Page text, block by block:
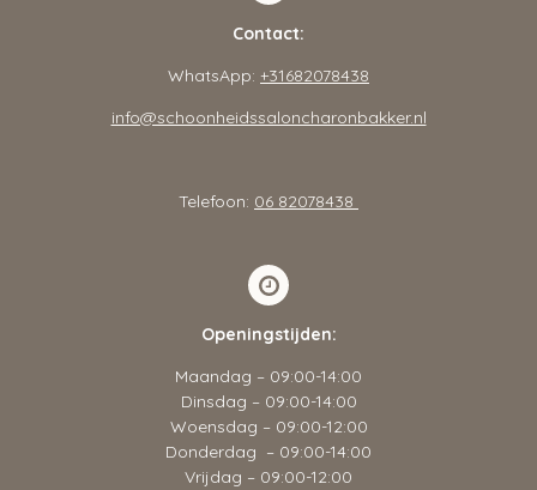
Contact:
WhatsApp: +31682078438
info@schoonheidssaloncharonbakker.nl
Telefoon: 06 82078438
Openingstijden:
Maandag – 09:00-14:00
Dinsdag – 09:00-14:00
Woensdag – 09:00-12:00
Donderdag – 09:00-14:00
Vrijdag – 09:00-12:00